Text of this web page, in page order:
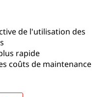
de l'utilisation des
rapide
coûts de maintenance